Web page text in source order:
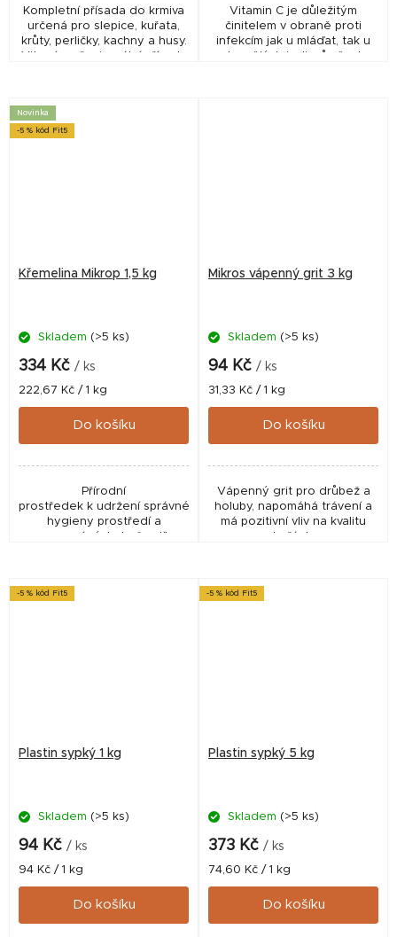
Kompletní přísada do krmiva
určená pro slepice, kuřata,
krůty, perličky, kachny a husy.
Vitamin C je důležitým
činitelem v obraně proti
infekcím jak u mláďat, tak u
Novinka
-5 % kód Fit5
Křemelina Mikrop 1,5 kg
Skladem (>5 ks)
334 Kč / ks
Měrná
cena:
222,67 Kč / 1 kg
Do košíku
Přírodní
prostředek k udržení správné
hygieny prostředí a
zamezení výskytu čmelíka
Mikros vápenný grit 3 kg
Skladem (>5 ks)
94 Kč / ks
Měrná
cena:
31,33 Kč / 1 kg
Do košíku
Vápenný grit pro drůbež a
holuby, napomáhá trávení a
má pozitivní vliv na kvalitu
skořápky.
-5 % kód Fit5
Plastin sypký 1 kg
Skladem (>5 ks)
94 Kč / ks
Měrná
cena:
94 Kč / 1 kg
Do košíku
-5 % kód Fit5
Plastin sypký 5 kg
Skladem (>5 ks)
373 Kč / ks
Měrná
cena:
74,60 Kč / 1 kg
Do košíku